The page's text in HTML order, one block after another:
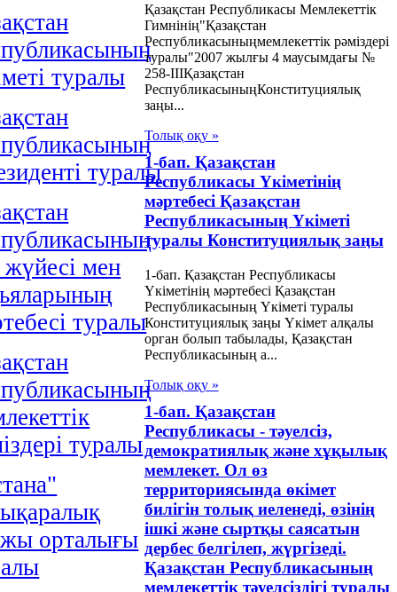
туралы
туралы
жүйесі мен
туралы
туралы
орталығы
Қазақстан Республикасы Мемлекеттік
Гимнінің"Қазақстан
Республикасыныңмемлекеттік рәміздері
туралы"2007 жылғы 4 маусымдағы №
258-IIIҚазақстан
РеспубликасыныңКонституциялық
заңы...
Толық оқу »
1-бап. Қазақстан
Республикасы Үкiметiнiң
мәртебесi Қазақстан
Республикасының Үкіметі
туралы Конституциялық заңы
1-бап. Қазақстан Республикасы
Үкiметiнiң мәртебесi Қазақстан
Республикасының Үкіметі туралы
Конституциялық заңы Үкiмет алқалы
орган болып табылады, Қазақстан
Республикасының а...
Толық оқу »
1-бап. Қазақстан
Республикасы - тәуелсіз,
демократиялық және хұқылық
мемлекет. Ол өз
территориясында өкімет
билігін толық иеленедi, өзiнiң
iшкi және сыртқы саясатын
дербес белгілеп, жүргiзедi.
Қазақстан Республикасының
мемлекеттiк тәуелсiздiгi туралы